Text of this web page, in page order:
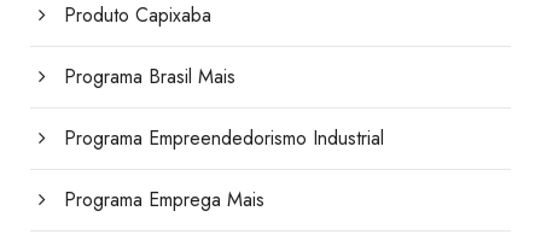
Produto Capixaba
Programa Brasil Mais
Programa Empreendedorismo Industrial
Programa Emprega Mais